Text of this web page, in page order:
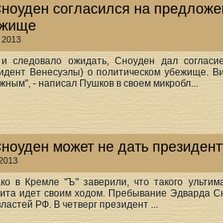
согласился на
следовало ожидать, Сноуден дал
Венесуэлы) о политическом убежище.
- написал Пушков в своем микробл...
может не дать
в Кремле "Ъ" заверили, что такого
идет своим ходом. Пребывание Эдварда
РФ. В четверг президент ...